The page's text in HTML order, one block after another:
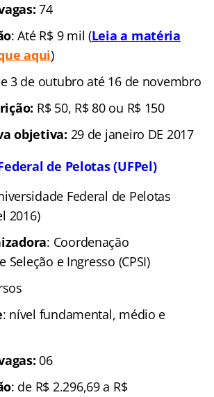
74
: Até R$ 9 mil (Leia a matéria
aqui)
3 de outubro até 16 de novembro
R$ 50, R$ 80 ou R$ 150
objetiva: 29 de janeiro DE 2017
de Pelotas (UFPel)
Federal de Pelotas
2016)
: Coordenação
Seleção e Ingresso (CPSI)
: nível fundamental, médio e
06
: de R$ 2.296,69 a R$